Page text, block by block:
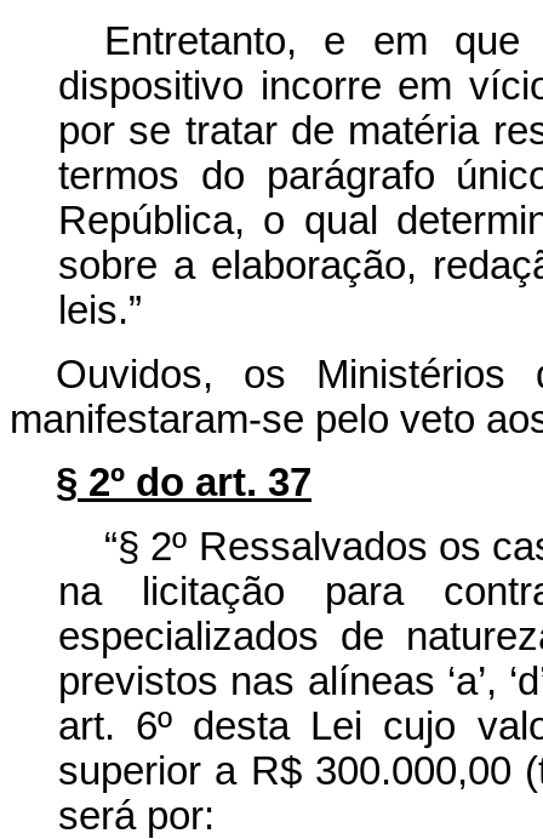
Entretanto, e em
dispositivo incorre em
por se tratar de matéria
termos do parágrafo
República, o qual
sobre a elaboração,
leis.”
Ouvidos, os Ministérios
manifestaram-se pelo veto
§ 2º do art. 37
“§ 2º Ressalvados os
na licitação para
especializados de
previstos nas alíneas ‘a’,
art. 6º desta Lei cujo
superior a R$ 300.000,00
será por: